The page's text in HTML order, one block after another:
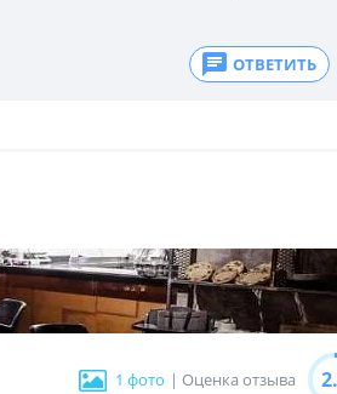
ОТВЕТИТЬ
1 фото | Оценка отзыва